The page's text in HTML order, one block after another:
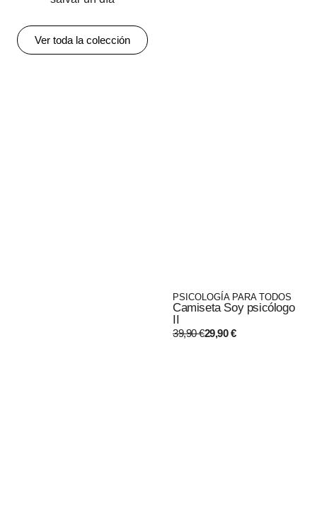
Ver toda la colección
PSICOLOGÍA PARA TODOS
Camiseta Soy psicólogo
39,90€29,90€